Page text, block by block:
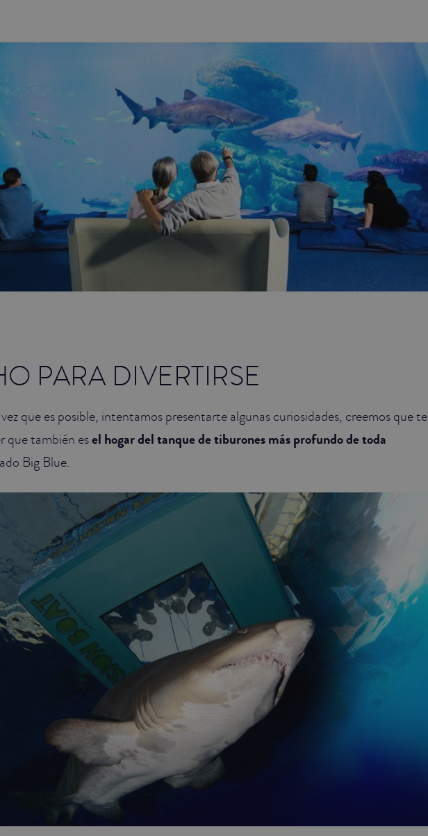
PARA DIVERTIRSE
que es posible, intentamos presentarte algunas curiosidades, creemos que te
que también esel hogar del tanque de tiburones más profundo de toda
Big Blue.